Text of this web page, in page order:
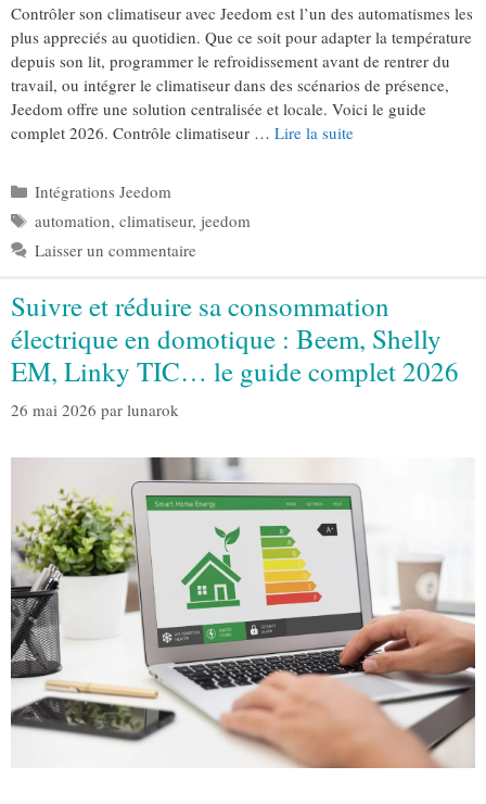
Contrôler son climatiseur avec Jeedom est l’un des automatismes les
plus appreciés au quotidien. Que ce soit pour adapter la température
depuis son lit, programmer le refroidissement avant de rentrer du
travail, ou intégrer le climatiseur dans des scénarios de présence,
Jeedom offre une solution centralisée et locale. Voici le guide
complet 2026. Contrôle climatiseur … Lire la suite
Catégories
Intégrations Jeedom
Étiquettes
automation, climatiseur, jeedom
Laisser un commentaire
Suivre et réduire sa consommation
électrique en domotique : Beem, Shelly
EM, Linky TIC… le guide complet 2026
26 mai 2026 par lunarok